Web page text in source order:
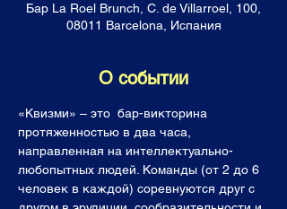
Бар La Roel Brunch, C. de Villarroel, 100,
08011 Barcelona, Испания
О событии
«Квизми» – это  бар-викторина
протяженностью в два часа,
направленная на интеллектуально-
любопытных людей. Команды (от 2 до 6
человек в каждой) соревнуются друг с